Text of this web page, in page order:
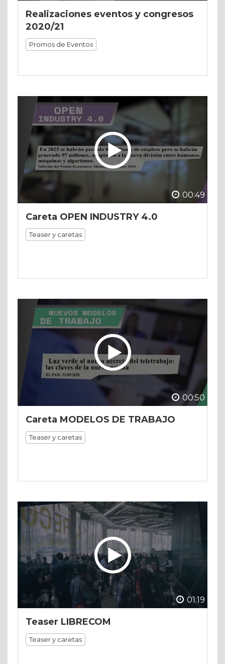
Realizaciones eventos y congresos
2020/21
Promos de Eventos
00:49
Careta OPEN INDUSTRY 4.0
Teaser y caretas
00:50
Careta MODELOS DE TRABAJO
Teaser y caretas
01:19
Teaser LIBRECOM
Teaser y caretas